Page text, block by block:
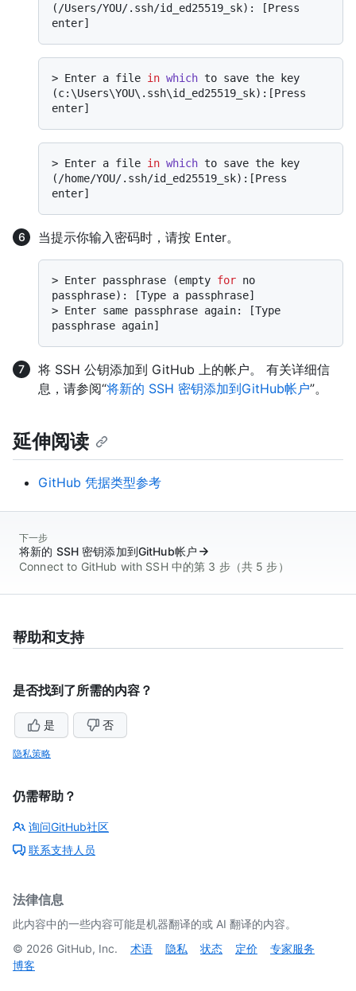
(/Users/YOU/.ssh/id_ed25519_sk): [Press
enter]
> Enter a file in which to save the key
(c:\Users\YOU\.ssh\id_ed25519_sk):[Press
enter]
> Enter a file in which to save the key
(/home/YOU/.ssh/id_ed25519_sk):[Press
enter]
当提示你输入密码时，请按 Enter。
> Enter passphrase (empty for no
passphrase): [Type a passphrase]
> Enter same passphrase again: [Type
passphrase again]
将 SSH 公钥添加到 GitHub 上的帐户。 有关详细信
息，请参阅“将新的 SSH 密钥添加到GitHub帐户”。
延伸阅读
GitHub 凭据类型参考
下一步
将新的 SSH 密钥添加到GitHub帐户
Connect to GitHub with SSH 中的第 3 步（共 5 步）
帮助和支持
是否找到了所需的内容？
是 否
隐私策略
仍需帮助？
询问GitHub社区
联系支持人员
法律信息
此内容中的一些内容可能是机器翻译的或 AI 翻译的内容。
© 2026 GitHub, Inc. 术语 隐私 状态 定价
专家服务
博客